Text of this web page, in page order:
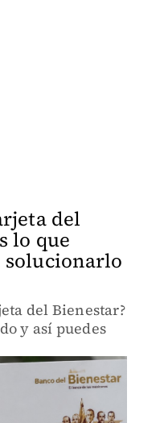
del
lo que
solucionarlo
del Bienestar?
y así puedes